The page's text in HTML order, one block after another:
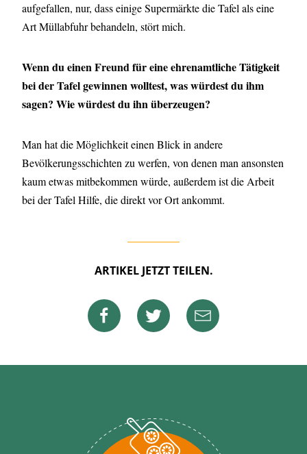
aufgefallen, nur, dass einige Supermärkte die Tafel als eine
Art Müllabfuhr behandeln, stört mich.
Wenn du einen Freund für eine ehrenamtliche Tätigkeit
bei der Tafel gewinnen wolltest, was würdest du ihm
sagen? Wie würdest du ihn überzeugen?
Man hat die Möglichkeit einen Blick in andere
Bevölkerungsschichten zu werfen, von denen man ansonsten
kaum etwas mitbekommen würde, außerdem ist die Arbeit
bei der Tafel Hilfe, die direkt vor Ort ankommt.
ARTIKEL JETZT TEILEN.